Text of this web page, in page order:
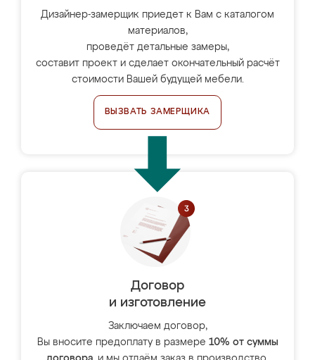
Дизайнер-замерщик приедет к Вам с каталогом
материалов,
проведёт детальные замеры,
составит проект и сделает окончательный расчёт
стоимости Вашей будущей мебели.
ВЫЗВАТЬ ЗАМЕРЩИКА
Договор
и изготовление
Заключаем договор,
Вы вносите предоплату в размере 10% от суммы